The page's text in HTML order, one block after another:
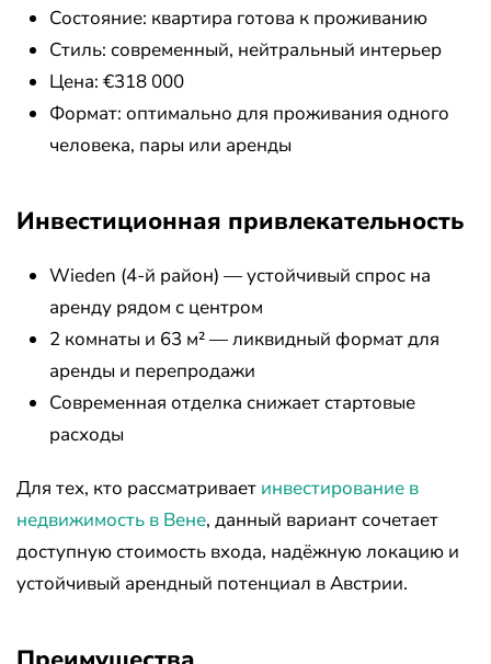
Состояние: квартира готова к проживанию
Стиль: современный, нейтральный интерьер
Цена: €318 000
Формат: оптимально для проживания одного
человека, пары или аренды
Инвестиционная привлекательность
Wieden (4-й район) — устойчивый спрос на
аренду рядом с центром
2 комнаты и 63 м² — ликвидный формат для
аренды и перепродажи
Современная отделка снижает стартовые
расходы
Для тех, кто рассматривает инвестирование в
недвижимость в Вене, данный вариант сочетает
доступную стоимость входа, надёжную локацию и
устойчивый арендный потенциал в Австрии.